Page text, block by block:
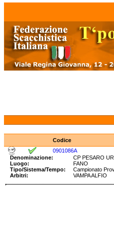
Codice
0901086A
Denominazione:
CP PESARO
Luogo:
FANO
Tipo/Sistema/Tempo:
Campionato
Arbitri:
VAMPA